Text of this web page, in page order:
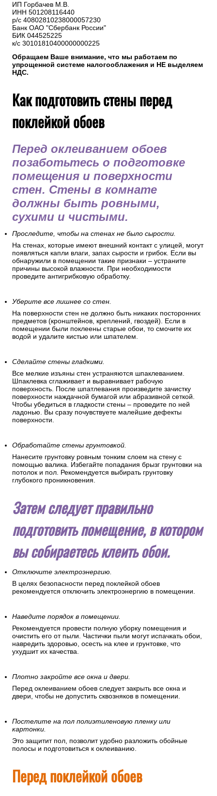
ИП Горбачев М.В.
ИНН 501208116440
р/с 40802810238000057230
Банк ОАО "Сбербанк России"
БИК 044525225
к/с 30101810400000000225
Обращаем Ваше внимание, что мы работаем по
упрощенной системе налогооблажения и НЕ выделяем
НДС.
Как подготовить стены перед
поклейкой обоев
Перед оклеиванием обоев
позаботьтесь о подготовке
помещения и поверхности
стен. Стены в комнате
должны быть ровными,
сухими и чистыми.
Проследите, чтобы на стенах не было сырости.
На стенах, которые имеют внешний контакт с улицей, могут
появляться капли влаги, запах сырости и грибок. Если вы
обнаружили в помещении такие признаки – устраните
причины высокой влажности. При необходимости
проведите антигрибковую обработку.
Уберите все лишнее со стен.
На поверхности стен не должно быть никаких посторонних
предметов (кронштейнов, креплений, гвоздей). Если в
помещении были поклеены старые обои, то смочите их
водой и удалите кистью или шпателем.
Сделайте стены гладкими.
Все мелкие изъяны стен устраняются шпаклеванием.
Шпаклевка сглаживает и выравнивает рабочую
поверхность. После шпатлевания произведите зачистку
поверхности наждачной бумагой или абразивной сеткой.
Чтобы убедиться в гладкости стены – проведите по ней
ладонью. Вы сразу почувствуете малейшие дефекты
поверхности.
Обработайте стены грунтовкой.
Нанесите грунтовку ровным тонким слоем на стену с
помощью валика. Избегайте попадания брызг грунтовки на
потолок и пол. Рекомендуется выбирать грунтовку
глубокого проникновения.
Затем следует правильно
подготовить помещение, в котором
вы собираетесь клеить обои.
Отключите электроэнергию.
В целях безопасности перед поклейкой обоев
рекомендуется отключить электроэнергию в помещении.
Наведите порядок в помещении.
Рекомендуется провести полную уборку помещения и
очистить его от пыли. Частички пыли могут испачкать обои,
навредить здоровью, осесть на клее и грунтовке, что
ухудшит их качества.
Плотно закройте все окна и двери.
Перед оклеиванием обоев следует закрыть все окна и
двери, чтобы не допустить сквозняков в помещении.
Постелите на пол полиэтиленовую пленку или
картонки.
Это защитит пол, позволит удобно разложить обойные
полосы и подготовиться к оклеиванию.
Перед поклейкой обоев